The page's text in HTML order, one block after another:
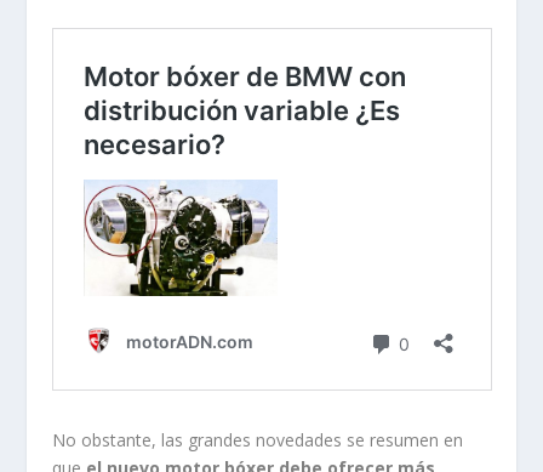
No obstante, las grandes novedades se resumen en